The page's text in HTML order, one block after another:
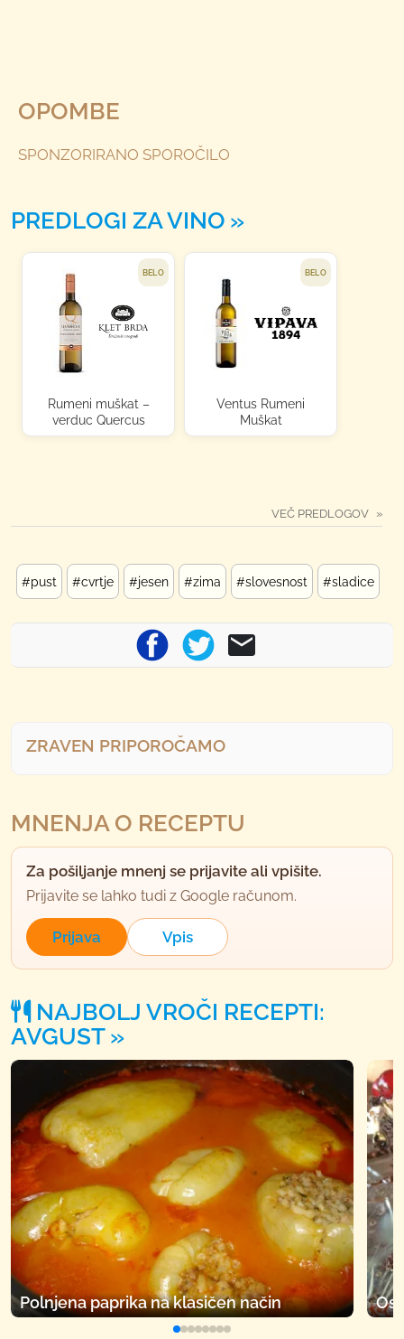
OPOMBE
SPONZORIRANO SPOROČILO
PREDLOGI ZA VINO
BELO
Rumeni muškat –
verduc Quercus
BELO
Ventus Rumeni
Muškat
VEČ PREDLOGOV
#pust #cvrtje #jesen #zima #slovesnost #sladice
ZRAVEN PRIPOROČAMO
MNENJA O RECEPTU
Za pošiljanje mnenj se prijavite ali vpišite.
Prijavite se lahko tudi z Google računom.
Prijava Vpis
NAJBOLJ VROČI RECEPTI:
AVGUST
Polnjena paprika na klasičen način